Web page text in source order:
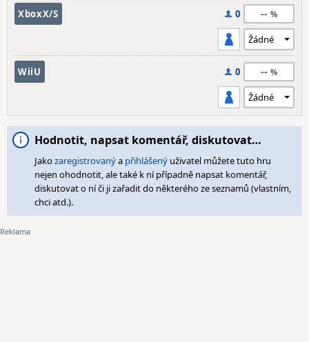
XboxX/S 0 --
WiiU 0 --
Hodnotit, napsat komentář, diskutovat…
Jakozaregistrovanýa přihlášený uživatel můžete tuto hru
nejen ohodnotit, ale také k ní případně napsat komentář,
diskutovat o ní či ji zařadit do některého ze seznamů (vlastním,
chci atd.).